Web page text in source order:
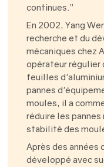
continues.’’
En 2002, Yang
recherche et du
mécaniques chez
opérateur régulier
feuilles
pannes
moules, il a
réduire les
stabilité des
Après des
développé avec